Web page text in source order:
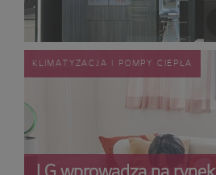
KLIMATYZACJA I POMPY CIEPŁA